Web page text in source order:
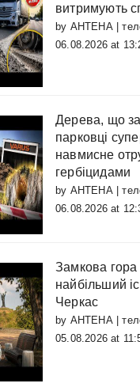
витримують
by АНТЕНА |
06.08.2026 at
Дерева, що
парковці
навмисне
гербіцидами
by АНТЕНА |
06.08.2026 at
Замкова гора
найбільший
Черкас
by АНТЕНА |
05.08.2026 at